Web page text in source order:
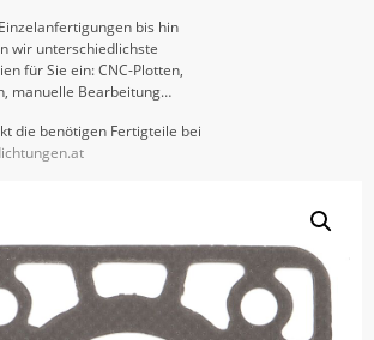
bis hin
wir unterschiedlichste
für Sie ein: CNC-Plotten,
manuelle Bearbeitung…
die benötigen Fertigteile bei